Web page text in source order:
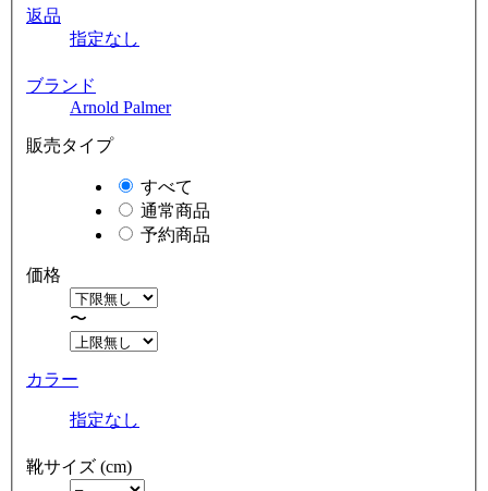
返品
指定なし
ブランド
Arnold Palmer
販売タイプ
すべて
通常商品
予約商品
価格
〜
カラー
指定なし
靴サイズ (cm)